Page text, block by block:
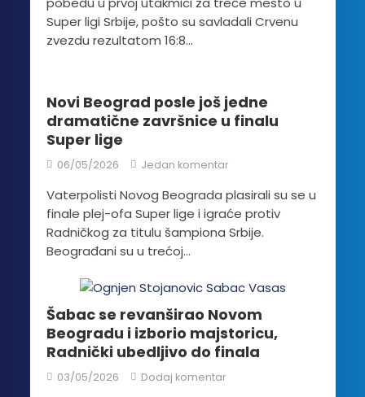
Super ligi Srbije, pošto su savladali Crvenu
zvezdu rezultatom 16:8...
Novi Beograd posle još jedne
dramatične završnice u finalu
Super lige
06/05/2026 Jedan komentar
Vaterpolisti Novog Beograda plasirali su se u
finale plej-ofa Super lige i igraće protiv
Radničkog za titulu šampiona Srbije.
Beograđani su u trećoj...
Šabac se revanširao Novom
Beogradu i izborio majstoricu,
Radnički ubedljivo do finala
03/05/2026 Dodaj komentar